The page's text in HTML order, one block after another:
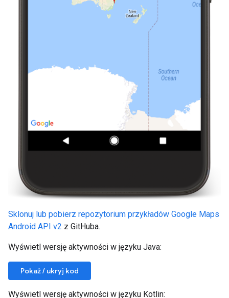
Sklonuj lub pobierz repozytorium przykładów Google Maps
Android API v2 z GitHuba.
Wyświetl wersję aktywności w języku Java:
Pokaż / ukryj kod
Wyświetl wersję aktywności w języku Kotlin: